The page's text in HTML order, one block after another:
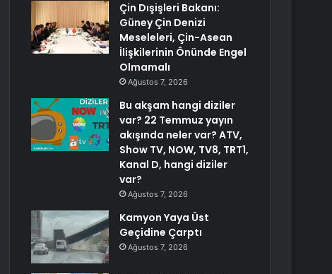
Çin Dışişleri Bakanı:
Güney Çin Denizi
Meseleleri, Çin-Asean
İlişkilerinin Önünde Engel
Olmamalı
Ağustos 7, 2026
Bu akşam hangi diziler
var? 22 Temmuz yayın
akışında neler var? ATV,
Show TV, NOW, TV8, TRT1,
Kanal D, hangi diziler
var?
Ağustos 7, 2026
Kamyon Yaya Üst
Geçidine Çarptı
Ağustos 7, 2026